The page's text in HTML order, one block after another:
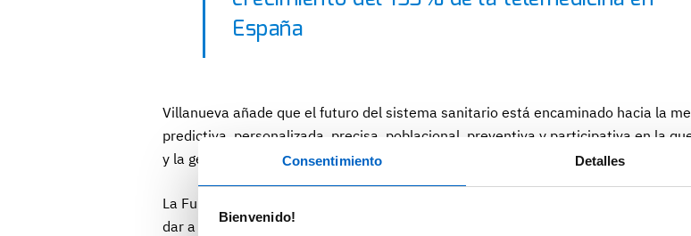
Consentimiento Detalles
Bienvenido!
España
Villanueva añade que el futuro del sistema sanitario está encaminado hacia la
predictiva, personalizada, precisa, poblacional, preventiva y participativa en la
y la gestión corresponsable de la propia salud son claves.
La Fundación Idis y Lukkap han publicado el estudio
dar a conocer el perfil de pacientes que usa la tecnología digital en su tránsito por